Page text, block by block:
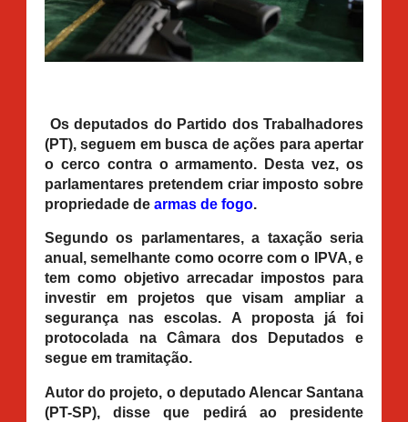
Os deputados do Partido dos Trabalhadores
(PT), seguem em busca de ações para apertar
o cerco contra o armamento. Desta vez, os
parlamentares pretendem criar imposto sobre
propriedade de armas de fogo.
Segundo os parlamentares, a taxação seria
anual, semelhante como ocorre com o IPVA, e
tem como objetivo arrecadar impostos para
investir em projetos que visam ampliar a
segurança nas escolas. A proposta já foi
protocolada na Câmara dos Deputados e
segue em tramitação.
Autor do projeto, o deputado Alencar Santana
(PT-SP), disse que pedirá ao presidente